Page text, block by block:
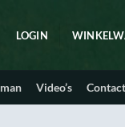
LOGIN
Video’s Contact